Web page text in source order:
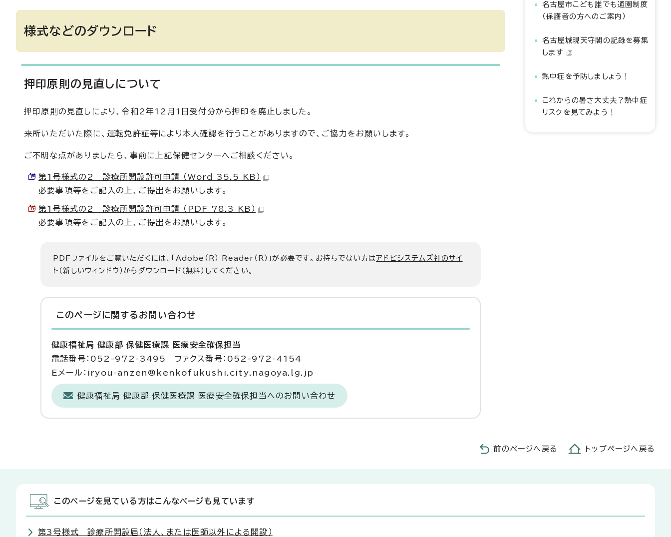
様式などのダウンロード
押印原則の見直しについて
押印原則の見直しにより、令和2年12月1日受付分から押印を廃止しました。
来所いただいた際に、運転免許証等により本人確認を行うことがありますので、ご協力をお願いします。
ご不明な点がありましたら、事前に上記保健センターへご相談ください。
第1号様式の2 診療所開設許可申請 （Word 35.5 KB）
必要事項等をご記入の上、ご提出をお願いします。
第1号様式の2 診療所開設許可申請 （PDF 78.3 KB）
必要事項等をご記入の上、ご提出をお願いします。
PDFファイルをご覧いただくには、「Adobe（R） Reader（R）」が必要です。お持ちでない方はアドビシステムズ社のサイ
ト（新しいウィンドウ）からダウンロード（無料）してください。
このページに関する お問い合わせ
健康福祉局 健康部 保健医療課 医療安全確保担当
電話番号：052-972-3495 ファクス番号：052-972-4154
Eメール：iryou-anzen@kenkofukushi.city.nagoya.lg.jp
健康福祉局 健康部 保健医療課 医療安全確保担当へのお問い合わせ
名古屋市こども誰でも通園制度
（保護者の方へのご案内）
名古屋城現天守閣の記録を募集
します
熱中症を予防しましょう！
これからの暑さ大丈夫？熱中症
リスクを見てみよう！
前のページへ戻る トップページへ戻る
このページを見ている方はこんなページも見ています
第3号様式 診療所開設届（法人、または医師以外による開設）